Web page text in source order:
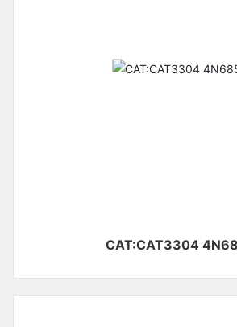
CAT:CAT3304